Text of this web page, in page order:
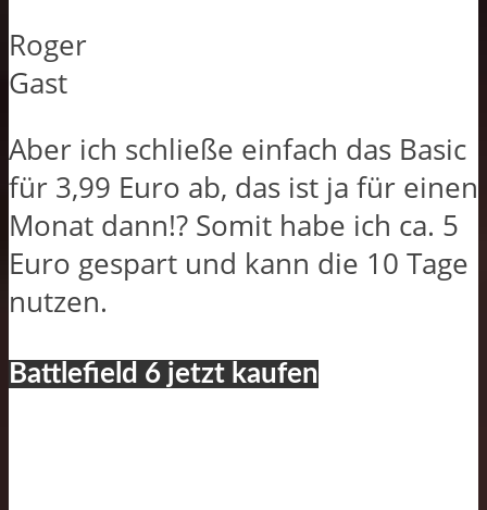
Roger
Gast
Aber ich schließe einfach das Basic
für 3,99 Euro ab, das ist ja für einen
Monat dann!? Somit habe ich ca. 5
Euro gespart und kann die 10 Tage
nutzen.
Battlefield 6 jetzt kaufen